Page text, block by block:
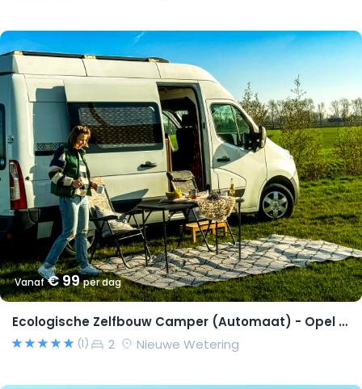
Vanaf€ 99per dag
Ecologische Zelfbouw Camper (Automaat) - Opel Movano 2015 – Richard
(1) 2 Nieuwe Wetering